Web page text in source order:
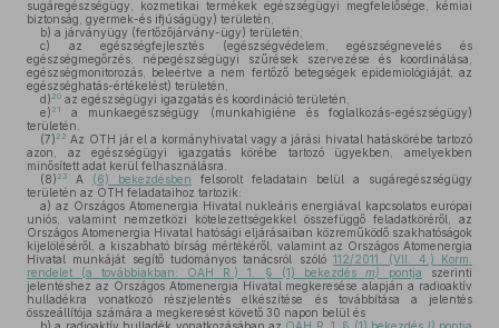
sugáregészségügy, kozmetikai termékek egészségügyi megfelelősége, kémiai
biztonság, gyermek-és ifjúságügy) területén,
b) a járványügy (fertőzőjárvány-ügy) területén,
c) az egészségfejlesztés (egészségvédelem, egészségnevelés és
egészségmegőrzés, népegészségügyi szűrések szervezése és koordinálása,
egészségmonitorozás, beleértve a nem fertőző betegségek epidemiológiáját, az
egészséghatás-értékelést) területén,
d) 20 az egészségügyi igazgatás és koordináció területén,
e) 21
a munkaegészségügy (munkahigiéne és foglalkozás-egészségügy)
területén.
(7) 22 Az OTH jár el a kormányhivatal vagy a járási hivatal hatáskörébe tartozó
azon, az egészségügyi igazgatás körébe tartozó ügyekben, amelyekben
minősített adat kerül felhasználásra.
(8) 23 A (6) bekezdésben felsorolt feladatain belül a sugáregészségügy
területén az OTH feladataihoz tartozik:
a) az Országos Atomenergia Hivatal nukleáris energiával kapcsolatos európai
uniós, valamint nemzetközi kötelezettségekkel összefüggő feladatköréről, az
Országos Atomenergia Hivatal hatósági eljárásaiban közreműködő szakhatóságok
kijelöléséről, a kiszabható bírság mértékéről, valamint az Országos Atomenergia
Hivatal munkáját segítő tudományos tanácsról szóló 112/2011. (VII. 4.) Korm.
rendelet (a továbbiakban: OAH R.) 1. § (1) bekezdés m) pontja szerinti
jelentéshez az Országos Atomenergia Hivatal megkeresése alapján a radioaktív
hulladékra vonatkozó részjelentés elkészítése és továbbítása a jelentés
összeállítója számára a megkeresést követő 30 napon belül és